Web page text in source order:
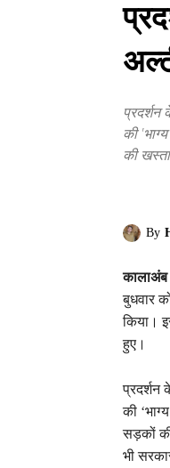
प्रदर्शन
की
की
By
कालाअंब
बुधवार
किया।
हुए।
प्रदर्शन
की
सड़कों
भी